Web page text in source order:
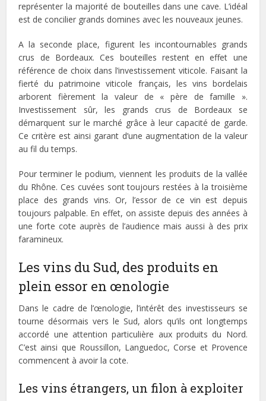
représenter la majorité de bouteilles dans une cave. L’idéal
est de concilier grands domines avec les nouveaux jeunes.
A la seconde place, figurent les incontournables grands
crus de Bordeaux. Ces bouteilles restent en effet une
référence de choix dans l’investissement viticole. Faisant la
fierté du patrimoine viticole français, les vins bordelais
arborent fièrement la valeur de « père de famille ».
Investissement sûr, les grands crus de Bordeaux se
démarquent sur le marché grâce à leur capacité de garde.
Ce critère est ainsi garant d’une augmentation de la valeur
au fil du temps.
Pour terminer le podium, viennent les produits de la vallée
du Rhône. Ces cuvées sont toujours restées à la troisième
place des grands vins. Or, l’essor de ce vin est depuis
toujours palpable. En effet, on assiste depuis des années à
une forte cote auprès de l’audience mais aussi à des prix
faramineux.
Les vins du Sud, des produits en
plein essor en œnologie
Dans le cadre de l’œnologie, l’intérêt des investisseurs se
tourne désormais vers le Sud, alors qu’ils ont longtemps
accordé une attention particulière aux produits du Nord.
C’est ainsi que Roussillon, Languedoc, Corse et Provence
commencent à avoir la cote.
Les vins étrangers, un filon à exploiter